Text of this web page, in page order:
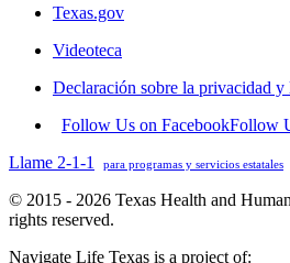
Texas.gov
Videoteca
Declaración sobre la privacidad
Follow Us on FacebookFollow
Llame 2-1-1
para programas y servicios estatales
© 2015 - 2026 Texas Health and
rights reserved.
Navigate Life Texas is a project of: